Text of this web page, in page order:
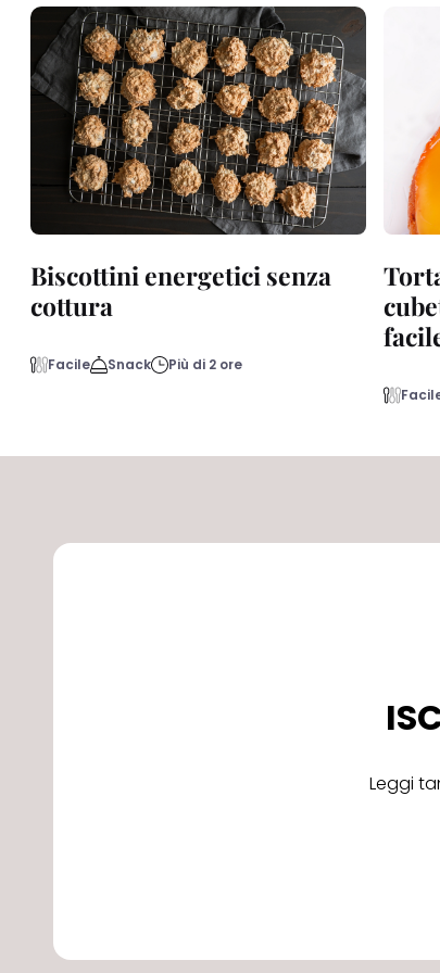
Biscottini energetici senza
cottura
Facile Snack Più di 2 ore
Leggi